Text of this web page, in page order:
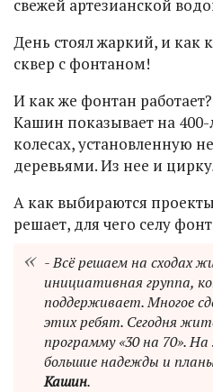
свежей артезианской
День стоял жаркий, и как
сквер с фонтаном!
И как же фонтан
Кашин показывает на
колесах, установленную
деревьями. Из нее и
А как выбираются
решает, для чего селу
- Всё решаем на сходах
инициативная группа,
поддерживает. Многое
этих ребят. Сегодня
программу «30 на 70».
большие надежды и
Кашин.